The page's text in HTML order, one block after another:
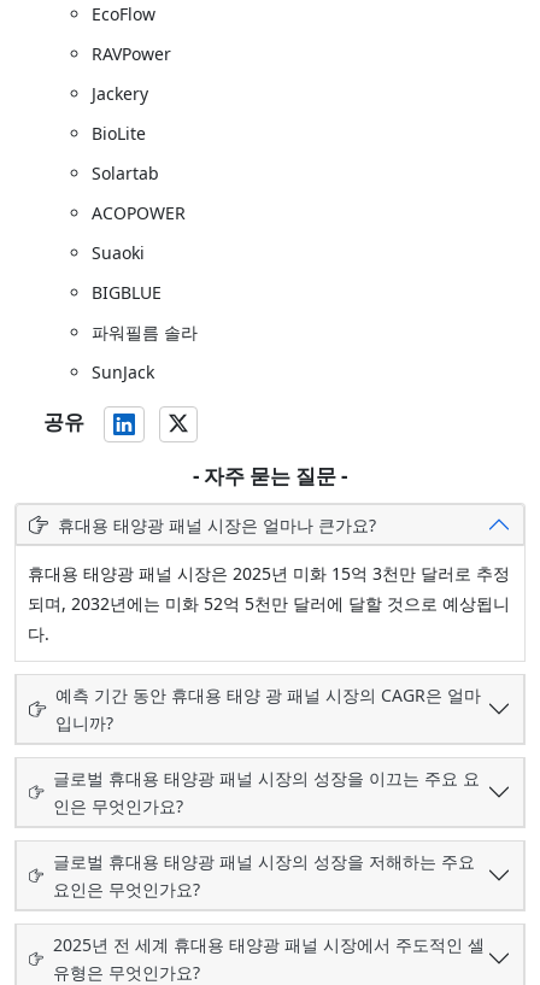
EcoFlow
RAVPower
Jackery
BioLite
Solartab
ACOPOWER
Suaoki
BIGBLUE
파워필름 솔라
SunJack
공유
- 자주 묻는 질문 -
휴대용 태양광 패널 시장은 얼마나 큰가요?
휴대용 태양광 패널 시장은 2025년 미화 15억 3천만 달러로 추정
되며, 2032년에는 미화 52억 5천만 달러에 달할 것으로 예상됩니
다.
예측 기간 동안 휴대용 태양 광 패널 시장의 CAGR은 얼마
입니까?
글로벌 휴대용 태양광 패널 시장의 성장을 이끄는 주요 요
인은 무엇인가요?
글로벌 휴대용 태양광 패널 시장의 성장을 저해하는 주요
요인은 무엇인가요?
2025년 전 세계 휴대용 태양광 패널 시장에서 주도적인 셀
유형은 무엇인가요?